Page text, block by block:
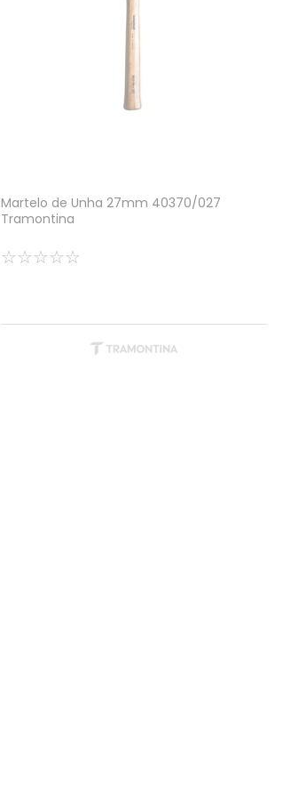
Martelo de Unha 27mm 40370/027
Tramontina
☆☆☆☆☆